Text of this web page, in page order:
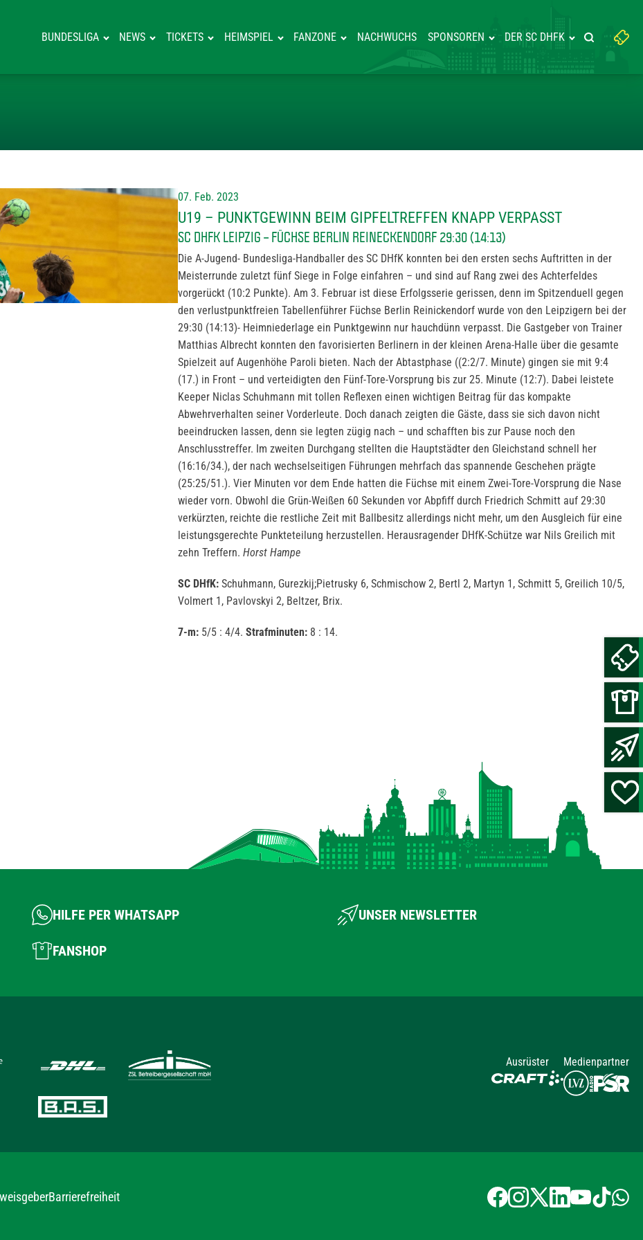
BUNDESLIGA NEWS TICKETS HEIMSPIEL FANZONE NACHWUCHS SPONSOREN DER SC DHFK
Suchbegriff
eingeben:
Suche
07. Feb. 2023
U19 – PUNKTGEWINN BEIM GIPFELTREFFEN KNAPP VERPASST
SC DHFK LEIPZIG – FÜCHSE BERLIN REINECKENDORF 29:30 (14:13)
Die A-Jugend- Bundesliga-Handballer des SC DHfK konnten bei den ersten sechs Auftritten in der
Meisterrunde zuletzt fünf Siege in Folge einfahren – und sind auf Rang zwei des Achterfeldes
vorgerückt (10:2 Punkte). Am 3. Februar ist diese Erfolgsserie gerissen, denn im Spitzenduell gegen
den verlustpunktfreien Tabellenführer Füchse Berlin Reinickendorf wurde von den Leipzigern bei der
29:30 (14:13)- Heimniederlage ein Punktgewinn nur hauchdünn verpasst. Die Gastgeber von Trainer
Matthias Albrecht konnten den favorisierten Berlinern in der kleinen Arena-Halle über die gesamte
Spielzeit auf Augenhöhe Paroli bieten. Nach der Abtastphase ((2:2/7. Minute) gingen sie mit 9:4
(17.) in Front – und verteidigten den Fünf-Tore-Vorsprung bis zur 25. Minute (12:7). Dabei leistete
Keeper Niclas Schuhmann mit tollen Reflexen einen wichtigen Beitrag für das kompakte
Abwehrverhalten seiner Vorderleute. Doch danach zeigten die Gäste, dass sie sich davon nicht
beeindrucken lassen, denn sie legten zügig nach – und schafften bis zur Pause noch den
Anschlusstreffer. Im zweiten Durchgang stellten die Hauptstädter den Gleichstand schnell her
(16:16/34.), der nach wechselseitigen Führungen mehrfach das spannende Geschehen prägte
(25:25/51.). Vier Minuten vor dem Ende hatten die Füchse mit einem Zwei-Tore-Vorsprung die Nase
wieder vorn. Obwohl die Grün-Weißen 60 Sekunden vor Abpfiff durch Friedrich Schmitt auf 29:30
verkürzten, reichte die restliche Zeit mit Ballbesitz allerdings nicht mehr, um den Ausgleich für eine
leistungsgerechte Punkteteilung herzustellen. Herausragender DHfK-Schütze war Nils Greilich mit
zehn Treffern. Horst Hampe
SC DHfK: Schuhmann, Gurezkij;Pietrusky 6, Schmischow 2, Bertl 2, Martyn 1, Schmitt 5, Greilich 10/5,
Volmert 1, Pavlovskyi 2, Beltzer, Brix.
7-m: 5/5 : 4/4. Strafminuten: 8 : 14.
HILFE PER WHATSAPP UNSER NEWSLETTER
FANSHOP
Ausrüster
Medienpartner
Barrierefreiheit